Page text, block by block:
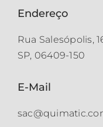
Endereço
Rua Salesópolis,
SP, 06409-150
E-Mail